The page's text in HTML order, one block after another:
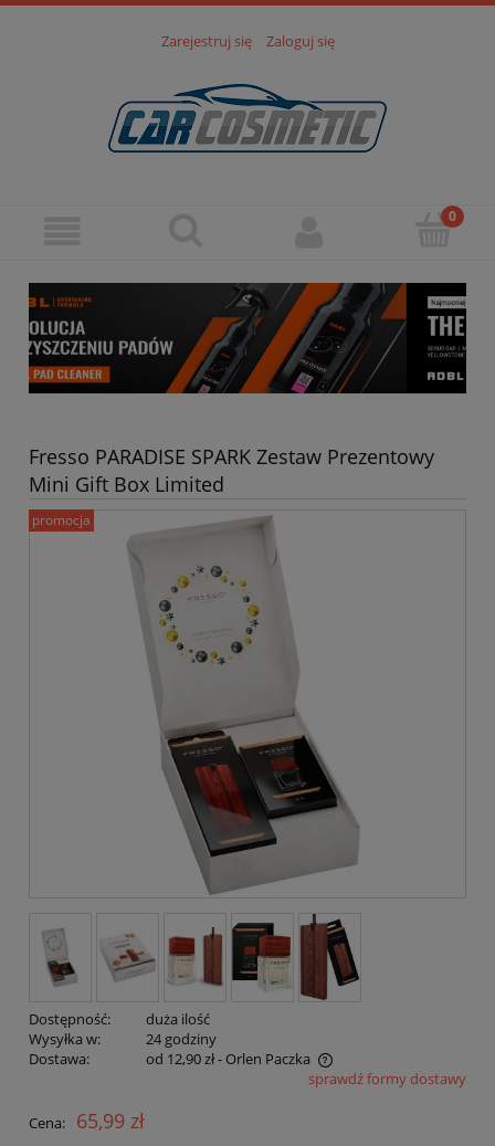
Zarejestruj się Zaloguj się
Fresso PARADISE SPARK Zestaw Prezentowy
Mini Gift Box Limited
promocja
Dostępność:
duża ilość
Wysyłka w:
24 godziny
Dostawa:
od 12,90 zł- Orlen Paczka
Cena nie zawiera ewentualnych kosztów płatnościsprawdź formy dostawy
Cena: 65,99 zł